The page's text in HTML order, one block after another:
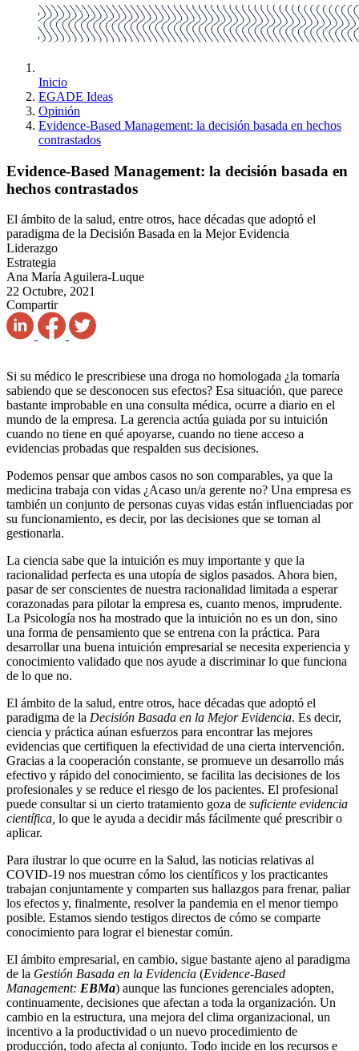
Inicio
EGADE Ideas
Opinión
Evidence-Based Management: la decisión basada en hechos
contrastados
Evidence-Based Management: la decisión basada en
hechos contrastados
El ámbito de la salud, entre otros, hace décadas que adoptó el
paradigma de la Decisión Basada en la Mejor Evidencia
Liderazgo
Estrategia
Ana María Aguilera-Luque
22 Octubre, 2021
Compartir
Si su médico le prescribiese una droga no homologada ¿la tomaría
sabiendo que se desconocen sus efectos? Esa situación, que parece
bastante improbable en una consulta médica, ocurre a diario en el
mundo de la empresa. La gerencia actúa guiada por su intuición
cuando no tiene en qué apoyarse, cuando no tiene acceso a
evidencias probadas que respalden sus decisiones.
Podemos pensar que ambos casos no son comparables, ya que la
medicina trabaja con vidas ¿Acaso un/a gerente no? Una empresa es
también un conjunto de personas cuyas vidas están influenciadas por
su funcionamiento, es decir, por las decisiones que se toman al
gestionarla.
La ciencia sabe que la intuición es muy importante y que la
racionalidad perfecta es una utopía de siglos pasados. Ahora bien,
pasar de ser conscientes de nuestra racionalidad limitada a esperar
corazonadas para pilotar la empresa es, cuanto menos, imprudente.
La Psicología nos ha mostrado que la intuición no es un don, sino
una forma de pensamiento que se entrena con la práctica. Para
desarrollar una buena intuición empresarial se necesita experiencia y
conocimiento validado que nos ayude a discriminar lo que funciona
de lo que no.
El ámbito de la salud, entre otros, hace décadas que adoptó el
paradigma de la Decisión Basada en la Mejor Evidencia. Es decir,
ciencia y práctica aúnan esfuerzos para encontrar las mejores
evidencias que certifiquen la efectividad de una cierta intervención.
Gracias a la cooperación constante, se promueve un desarrollo más
efectivo y rápido del conocimiento, se facilita las decisiones de los
profesionales y se reduce el riesgo de los pacientes. El profesional
puede consultar si un cierto tratamiento goza de suficiente evidencia
científica, lo que le ayuda a decidir más fácilmente qué prescribir o
aplicar.
Para ilustrar lo que ocurre en la Salud, las noticias relativas al
COVID-19 nos muestran cómo los científicos y los practicantes
trabajan conjuntamente y comparten sus hallazgos para frenar, paliar
los efectos y, finalmente, resolver la pandemia en el menor tiempo
posible. Estamos siendo testigos directos de cómo se comparte
conocimiento para lograr el bienestar común.
El ámbito empresarial, en cambio, sigue bastante ajeno al paradigma
de la Gestión Basada en la Evidencia (Evidence-Based
Management: EBMa) aunque las funciones gerenciales adopten,
continuamente, decisiones que afectan a toda la organización. Un
cambio en la estructura, una mejora del clima organizacional, un
incentivo a la productividad o un nuevo procedimiento de
producción, todo afecta al conjunto. Todo incide en los recursos e